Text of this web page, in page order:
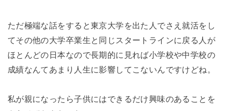
ただ極端な話をすると東京大学を出た人でさえ就活をし
てその他の大学卒業生と同じスタートラインに戻る人が
ほとんどの日本なので長期的に見れば小学校や中学校の
成績なんてあまり人生に影響してこないんですけどね。
私が親になったら子供にはできるだけ興味のあることを